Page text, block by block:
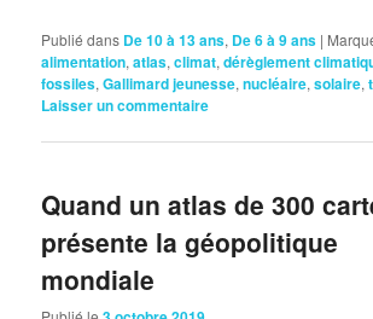
Publié dans De 10 à 13 ans, De 6 à 9 ans |
alimentation,atlas,climat,dérèglement
fossiles,Gallimard jeunesse,nucléaire,solaire,
Laisser un commentaire
Quand un atlas de 300
présente la géopolitique
mondiale